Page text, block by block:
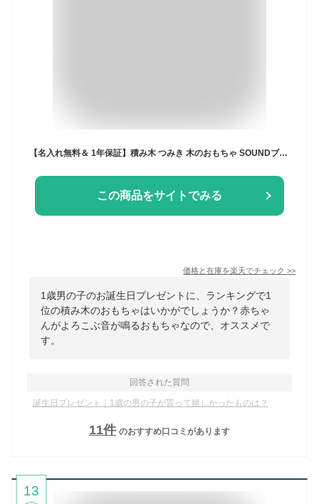
【名入れ無料＆ 1年保証】積み木 つみき 木のおもちゃ SOUNDブロックス Large エデュテ 知育玩具 1歳誕生日プレゼント 1歳 赤ちゃん 0歳 一歳 1歳半 2歳 出産祝い ギフト 女の子 男の子 音のなる積み木
この商品をサイトでみる
価格と在庫を楽天でチェック >>
1歳男の子のお誕生日プレゼントに、ランキングで1
位の積み木のおもちゃはいかがでしょうか？赤ちゃ
んがよろこぶ音が鳴るおもちゃなので、オススメで
す。
回答された質問
誕生日プレゼント｜1歳の男の子が貰って嬉しかったものは？
11件 のおすすめ口コミがあります
13